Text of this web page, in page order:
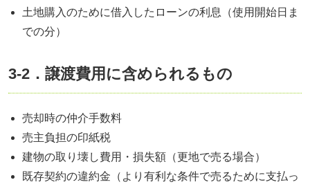
土地購入のために借入したローンの利息（使用開始日ま
での分）
3-2．譲渡費用に含められるもの
売却時の仲介手数料
売主負担の印紙税
建物の取り壊し費用・損失額（更地で売る場合）
既存契約の違約金（より有利な条件で売るために支払っ